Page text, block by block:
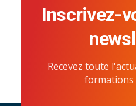
Inscrivez-
Recevez toute
formations